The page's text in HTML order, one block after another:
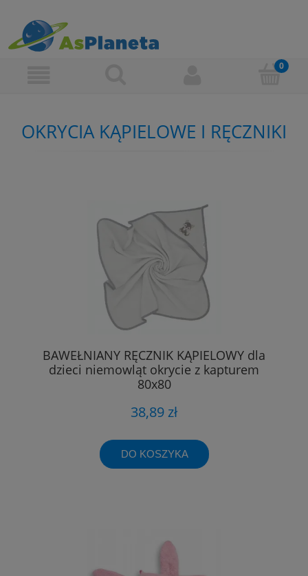
OKRYCIA KĄPIELOWE I RĘCZNIKI
BAWEŁNIANY RĘCZNIK KĄPIELOWY dla
dzieci niemowląt okrycie z kapturem
80x80
38,89 zł
DO KOSZYKA